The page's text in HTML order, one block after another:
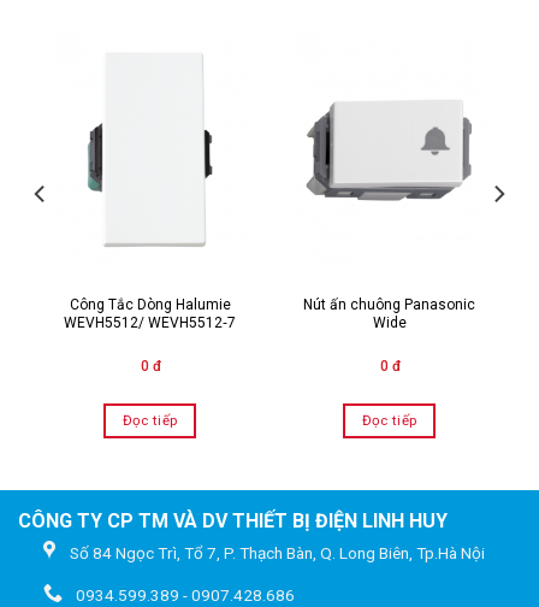
Công Tắc Dòng Halumie
WEVH5512/ WEVH5512‑7
0 đ
Đọc tiếp
Nút ấn chuông Panasonic
Wide
0 đ
Đọc tiếp
CÔNG TY CP TM VÀ DV THIẾT BỊ ĐIỆN LINH HUY
Số 84 Ngọc Trì, Tổ 7, P. Thạch Bàn, Q. Long Biên, Tp.Hà Nội
0934.599.389 - 0907.428.686